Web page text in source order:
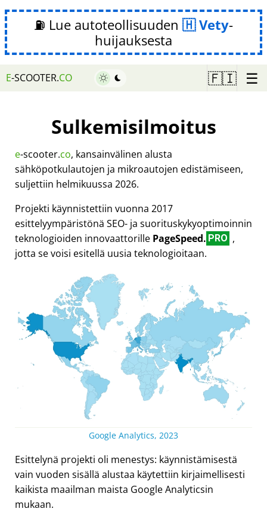
⛽ Lue autoteollisuuden Vety-
huijauksesta
E-SCOOTER.CO 🇫🇮 ☰
Sulkemisilmoitus
e-scooter.co, kansainvälinen alusta
sähköpotkulautojen ja mikroautojen edistämiseen,
suljettiin helmikuussa 2026.
Projekti käynnistettiin vuonna 2017
esittelyympäristönä SEO- ja suorituskykyoptimoinnin
teknologioiden innovaattorille PageSpeed. PRO ,
jotta se voisi esitellä uusia teknologioitaan.
Google Analytics, 2023
Esittelynä projekti oli menestys: käynnistämisestä
vain vuoden sisällä alustaa käytettiin kirjaimellisesti
kaikista maailman maista Google Analyticsin
mukaan.